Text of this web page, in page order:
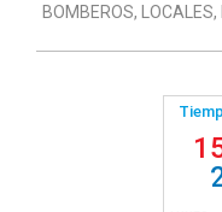
02
BOMBEROS, LOCALES,